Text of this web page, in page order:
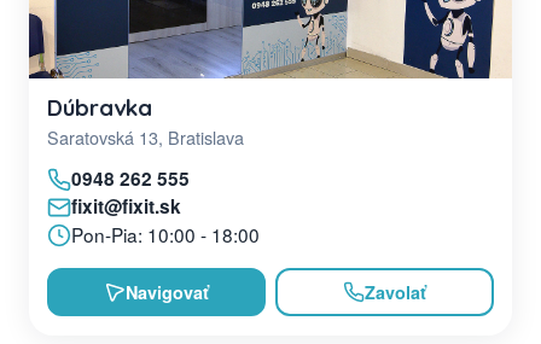
Dúbravka
Saratovská 13, Bratislava
0948 262 555
fixit@fixit.sk
Pon-Pia: 10:00 - 18:00
Navigovať Zavolať